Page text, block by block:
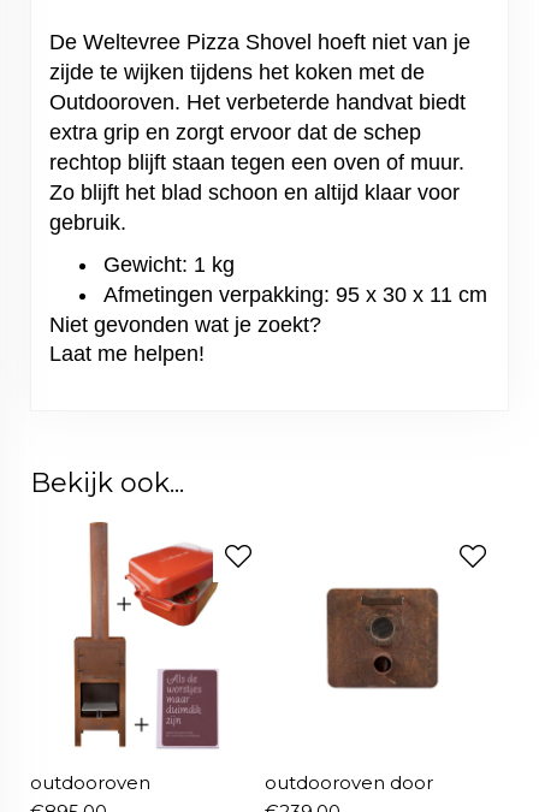
De Weltevree Pizza Shovel hoeft niet van je
zijde te wijken tijdens het koken met de
Outdooroven. Het verbeterde handvat biedt
extra grip en zorgt ervoor dat de schep
rechtop blijft staan tegen een oven of muur.
Zo blijft het blad schoon en altijd klaar voor
gebruik.
Gewicht: 1 kg
Afmetingen verpakking: 95 x 30 x 11 cm
Niet gevonden wat je zoekt?
Laat me helpen!
Bekijk ook...
outdooroven
outdooroven door